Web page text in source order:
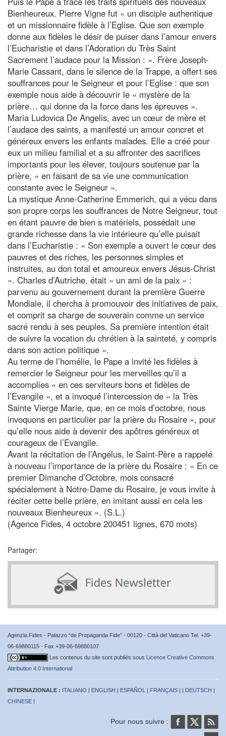
Bienheureux. Pierre Vigne fut « un disciple authentique
et un missionnaire fidèle à l’Eglise. Que son exemple
donne aux fidèles le désir de puiser dans l’amour envers
l’Eucharistie et dans l’Adoration du Très Saint
Sacrement l’audace pour la Mission : ». Frère Joseph-
Marie Cassant, dans le silence de la Trappe, a offert ses
souffrances pour le Seigneur et pour l’Eglise : que son
exemple nous aide à découvrir le « mystère de la
prière… qui donne da la force dans les épreuves ».
Maria Ludovica De Angelis, avec un cœur de mère et
l’audace des saints, a manifesté un amour concret et
généreux envers les enfants malades. Elle a créé pour
eux un milieu familial et a su affronter des sacrifices
importants pour les élever, toujours soutenue par la
prière, « en faisant de sa vie une communication
constante avec le Seigneur ».
La mystique Anne-Catherine Emmerich, qui a vécu dans
son propre corps les souffrances de Notre Seigneur, tout
en étant pauvre de bien s matériels, possédait une
grande richesse dans la vie intérieure qu’elle puisait
dans l’Eucharistie : « Son exemple a ouvert le cœur des
pauvres et des riches, les personnes simples et
instruites, au don total et amoureux envers Jésus-Christ
». Charles d’Autriche, était « un ami de la paix » :
parvenu au gouvernement durant la première Guerre
Mondiale, il chercha à promouvoir des initiatives de paix,
et comprit sa charge de souverain comme un service
sacré rendu à ses peuples. Sa première intention était
de suivre la vocation du chrétien à la sainteté, y compris
dans son action politique ».
Au terme de l’homélie, le Pape a invité les fidèles à
remercier le Seigneur pour les merveilles qu’il a
accomplies « en ces serviteurs bons et fidèles de
l’Evangile », et a invoqué l’intercession de « la Très
Sainte Vierge Marie, que, en ce mois d’octobre, nous
invoquons en particulier par la prière du Rosaire », pour
qu’elle nous aide à devenir des apôtres généreux et
courageux de l’Evangile.
Avant la récitation de l’Angélus, le Saint-Père a rappelé
à nouveau l’importance de la prière du Rosaire : « En ce
premier Dimanche d’Octobre, mois consacré
spécialement à Notre-Dame du Rosaire, je vous invite à
réciter cette belle prière, en imitant aussi en cela les
nouveaux Bienheureux ». (S.L.)
(Agence Fides, 4 octobre 200451 lignes, 670 mots)
Partager:
Agenzia Fides - Palazzo “de Propaganda Fide” - 00120 - Città del Vaticano Tel. +39-
06-69880115 - Fax +39-06-69880107
Les contenus du site sont publiés sous Licence Creative Commons
Attribution 4.0 International
INTERNAZIONALE : ITALIANO | ENGLISH | ESPAÑOL | FRANÇAIS | | DEUTSCH |
CHINESE |
Pour nous suivre :